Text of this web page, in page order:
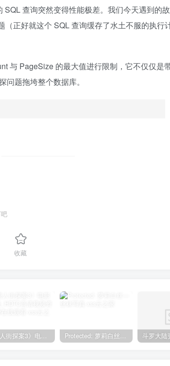
查询突然变得性能极差。我们今天遇到的故
正好就这个 SQL 查询缓存了水土不服的执行
与 PageSize 的最大值进行限制，它不仅仅是
题拖垮整个数据库。
收藏